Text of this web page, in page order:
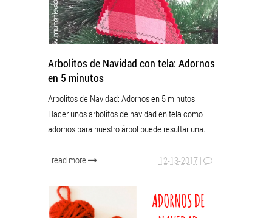
Arbolitos de Navidad con tela: Adornos
en 5 minutos
Arbolitos de Navidad: Adornos en 5 minutos
Hacer unos arbolitos de navidad en tela como
adornos para nuestro árbol puede resultar una...
read more 12-13-2017 |